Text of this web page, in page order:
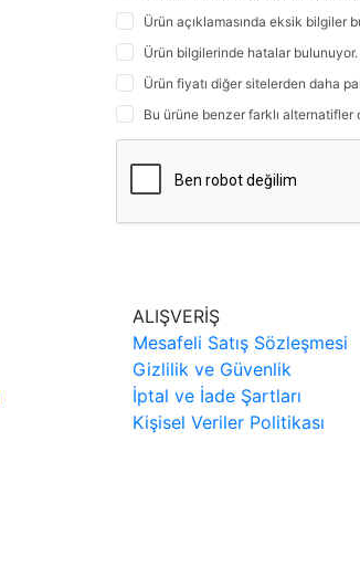
Ürün açıklamasında eksik bilgiler
Ürün bilgilerinde hatalar bulunuyor.
Ürün fiyatı diğer sitelerden daha
Bu ürüne benzer farklı alternatifler
ALIŞVERİŞ
Mesafeli Satış Sözleşmesi
Gizlilik ve Güvenlik
İptal ve İade Şartları
Kişisel Veriler Politikası